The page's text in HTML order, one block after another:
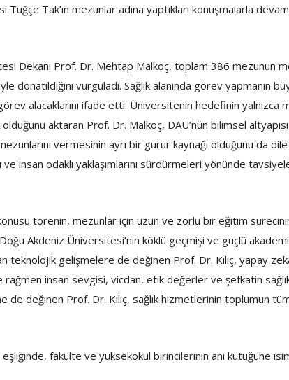
Tak’ın mezunlar adına yaptıkları konuşmalarla
Dekanı Prof. Dr. Mehtap Malkoç, toplam 386 mezunun
vurguladı. Sağlık alanında görev yapmanın
alacaklarını ifade etti. Üniversitenin hedefinin
aktaran Prof. Dr. Malkoç, DAÜ’nün bilimsel
vermesinin ayrı bir gurur kaynağı olduğunu da
insan odaklı yaklaşımlarını sürdürmeleri yönünde
törenin, mezunlar için uzun ve zorlu bir eğitim sürecinin
Akdeniz Üniversitesi’nin köklü geçmişi ve güçlü
teknolojik gelişmelere de değinen Prof. Dr. Kılıç, yapay
insan sevgisi, vicdan, etik değerler ve şefkatin
değinen Prof. Dr. Kılıç, sağlık hizmetlerinin toplumun
fakülte ve yüksekokul birincilerinin anı kütüğüne